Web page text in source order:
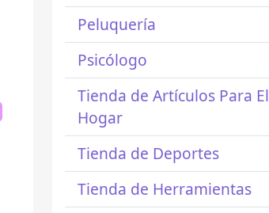
Peluquería
Psicólogo
Tienda de Artículos Para El
Hogar
Tienda de Deportes
Tienda de Herramientas